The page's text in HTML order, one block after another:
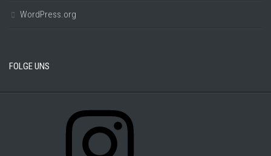
WordPress.org
FOLGE UNS